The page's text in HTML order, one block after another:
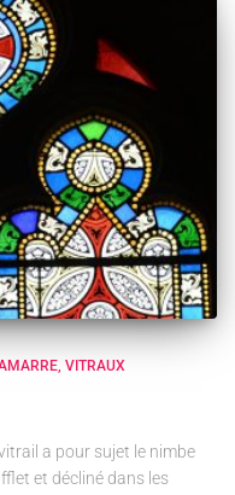
VITRAUX
a pour sujet le nimbe
et décliné dans les